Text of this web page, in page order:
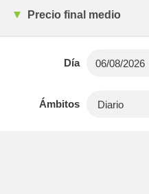
Precio final medio
Día
Ámbitos